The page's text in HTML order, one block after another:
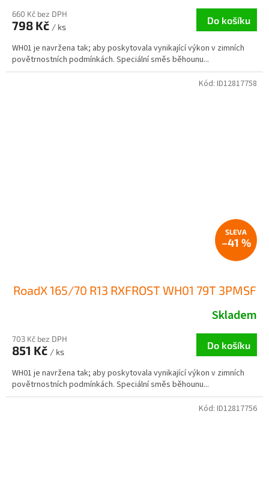
660 Kč bez DPH
798 Kč / ks
Do košíku
WH01 je navržena tak; aby poskytovala vynikající výkon v zimních
povětrnostních podmínkách. Speciální směs běhounu...
–41 %
RoadX 165/70 R13 RXFROST WH01 79T 3PMSF
Skladem
703 Kč bez DPH
851 Kč / ks
Do košíku
WH01 je navržena tak; aby poskytovala vynikající výkon v zimních
povětrnostních podmínkách. Speciální směs běhounu...
Kód: ID12817758
Kód: ID12817756